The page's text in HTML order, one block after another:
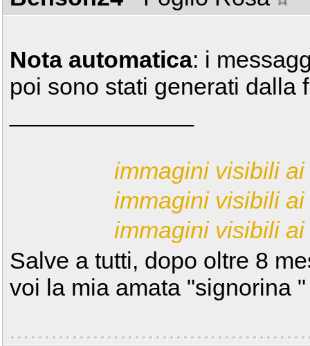
Nota automatica: i
poi sono stati generati dalla
immagini visibili
immagini visibili
immagini visibili
Salve a tutti, dopo oltre 8
voi la mia amata "signorina